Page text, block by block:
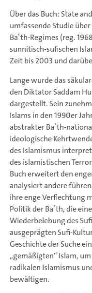
Über das Buch: State
umfassende Studie
Baʿth-Regimes (reg.
sunnitisch-sufischen
Zeit bis 2003 und
Lange wurde das
den Diktator Saddam
dargestellt. Sein
Islams in den 1990er
abstrakter Baʿth-
ideologische
des Islamismus
des islamistischen
Buch erweitert den
analysiert andere
ihre enge Verflechtung
Politik der Baʿth, die
Wiederbelebung des
ausgeprägten Sufi-
Geschichte der Suche
„gemäßigten“ Islam,
radikalen Islamismus
bewältigen.